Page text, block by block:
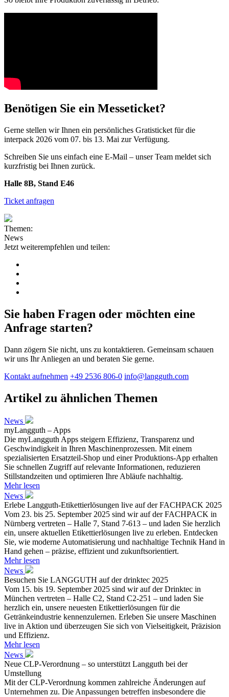
Benötigen Sie ein Messeticket?
Gerne stellen wir Ihnen ein persönliches Gratisticket für die
interpack 2026 vom 07. bis 13. Mai zur Verfügung.
Schreiben Sie uns einfach eine E-Mail – unser Team meldet sich
kurzfristig bei Ihnen zurück.
Halle 8B, Stand E46
Ticket anfragen
Themen:
News
Jetzt weiterempfehlen und teilen:
Sie haben Fragen oder möchten eine
Anfrage starten?
Dann zögern Sie nicht, uns zu kontaktieren. Gemeinsam schauen
wir uns Ihr Anliegen an und beraten Sie gerne.
Kontakt aufnehmen +49 2536 806-0 info@langguth.com
Artikel zu ähnlichen Themen
News
myLangguth – Apps
Die myLangguth Apps steigern Effizienz, Transparenz und
Geschwindigkeit in Ihren Maschinenprozessen. Mit einem
spezialisierten Ersatzteil-Shop und einer Produktions-App erhalten
Sie schnellen Zugriff auf relevante Informationen, reduzieren
Stillstandzeiten und optimieren Ihre Abläufe nachhaltig.
Mehr lesen
News
Erlebe Langguth-Etikettierlösungen live auf der FACHPACK 2025
Vom 23. bis 25. September 2025 sind wir auf der FACHPACK in
Nürnberg vertreten – Halle 7, Stand 7-613 – und laden Sie herzlich
ein, unsere aktuellen Etikettierlösungen live zu erleben. Entdecken
Sie, wie moderne Automatisierung und nachhaltige Technik Hand in
Hand gehen – präzise, effizient und zukunftsorientiert.
Mehr lesen
News
Besuchen Sie LANGGUTH auf der drinktec 2025
Vom 15. bis 19. September 2025 sind wir auf der Drinktec in
München vertreten – Halle C2, Stand C2-251 – und laden Sie
herzlich ein, unsere neuesten Etikettierlösungen für die
Getränkeindustrie kennenzulernen. Erleben Sie unsere Maschinen
live in Aktion und überzeugen Sie sich von Vielseitigkeit, Präzision
und Effizienz.
Mehr lesen
News
Neue CLP-Verordnung – so unterstützt Langguth bei der
Umstellung
Mit der CLP-Verordnung kommen zahlreiche Änderungen auf
Unternehmen zu. Die Anpassungen betreffen insbesondere die